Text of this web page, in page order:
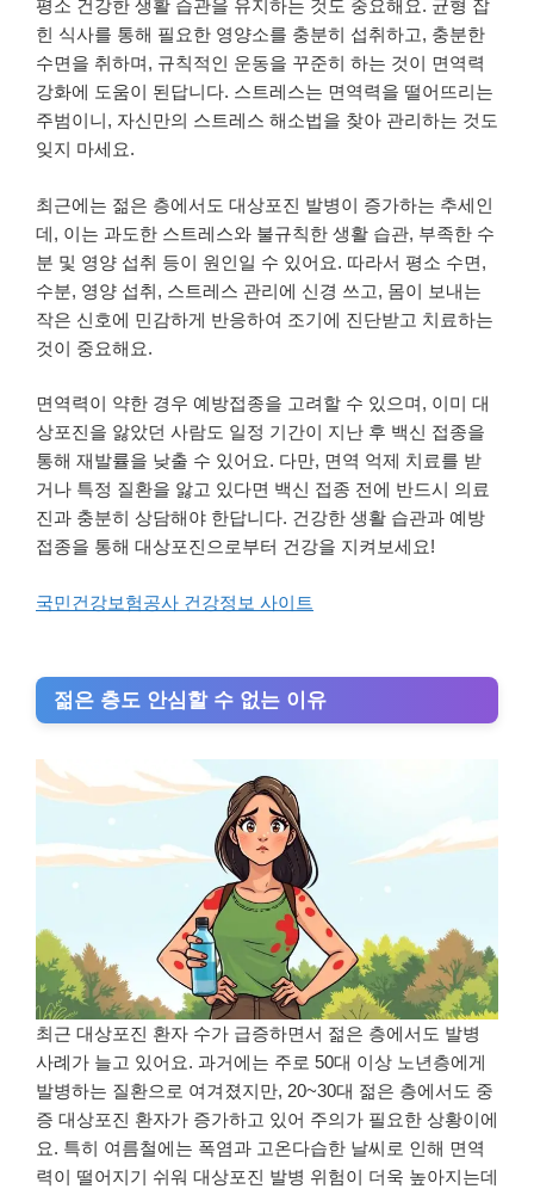
평소 건강한 생활 습관을 유지하는 것도 중요해요. 균형 잡
힌 식사를 통해 필요한 영양소를 충분히 섭취하고, 충분한
수면을 취하며, 규칙적인 운동을 꾸준히 하는 것이 면역력
강화에 도움이 된답니다. 스트레스는 면역력을 떨어뜨리는
주범이니, 자신만의 스트레스 해소법을 찾아 관리하는 것도
잊지 마세요.
최근에는 젊은 층에서도 대상포진 발병이 증가하는 추세인
데, 이는 과도한 스트레스와 불규칙한 생활 습관, 부족한 수
분 및 영양 섭취 등이 원인일 수 있어요. 따라서 평소 수면,
수분, 영양 섭취, 스트레스 관리에 신경 쓰고, 몸이 보내는
작은 신호에 민감하게 반응하여 조기에 진단받고 치료하는
것이 중요해요.
면역력이 약한 경우 예방접종을 고려할 수 있으며, 이미 대
상포진을 앓았던 사람도 일정 기간이 지난 후 백신 접종을
통해 재발률을 낮출 수 있어요. 다만, 면역 억제 치료를 받
거나 특정 질환을 앓고 있다면 백신 접종 전에 반드시 의료
진과 충분히 상담해야 한답니다. 건강한 생활 습관과 예방
접종을 통해 대상포진으로부터 건강을 지켜보세요!
국민건강보험공사 건강정보 사이트
젊은 층도 안심할 수 없는 이유
최근 대상포진 환자 수가 급증하면서 젊은 층에서도 발병
사례가 늘고 있어요. 과거에는 주로 50대 이상 노년층에게
발병하는 질환으로 여겨졌지만, 20~30대 젊은 층에서도 중
증 대상포진 환자가 증가하고 있어 주의가 필요한 상황이에
요. 특히 여름철에는 폭염과 고온다습한 날씨로 인해 면역
력이 떨어지기 쉬워 대상포진 발병 위험이 더욱 높아지는데